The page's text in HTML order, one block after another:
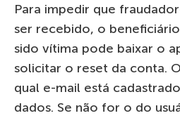
Para impedir que
ser recebido, o
sido vítima pode baixar o
solicitar o reset da conta.
qual e-mail está
dados. Se não for o do